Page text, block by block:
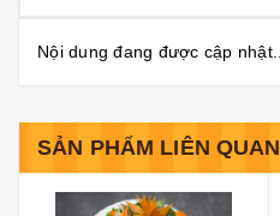
Nội dung đang được cập nhật...
SẢN PHẨM LIÊN QUAN